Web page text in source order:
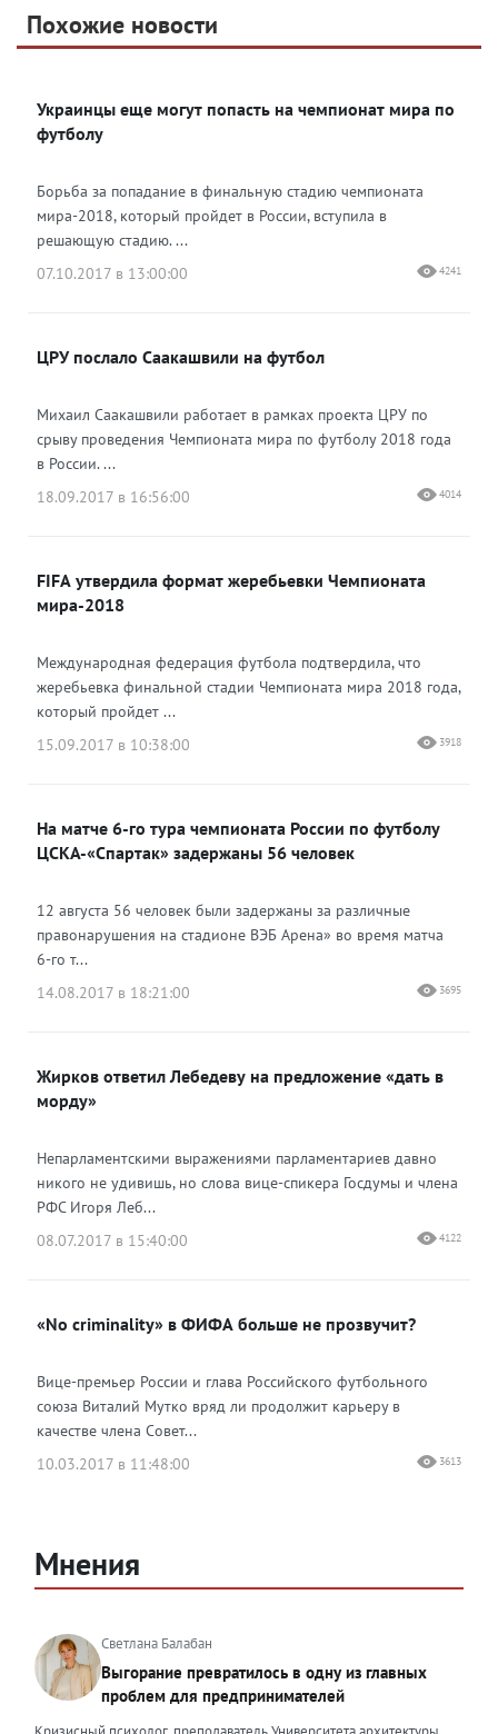
Telegram
Одноклассники
Яндекс Дзен
Похожие новости
Украинцы еще могут попасть на чемпионат мира по
футболу
Борьба за попадание в финальную стадию чемпионата
мира-2018, который пройдет в России, вступила в
решающую стадию. ...
07.10.2017 в 13:00:00
4241
ЦРУ послало Саакашвили на футбол
Михаил Саакашвили работает в рамках проекта ЦРУ по
срыву проведения Чемпионата мира по футболу 2018 года
в России. ...
18.09.2017 в 16:56:00
4014
FIFA утвердила формат жеребьевки Чемпионата
мира-2018
Международная федерация футбола подтвердила, что
жеребьевка финальной стадии Чемпионата мира 2018 года,
который пройдет ...
15.09.2017 в 10:38:00
3918
На матче 6-го тура чемпионата России по футболу
ЦСКА-«Спартак» задержаны 56 человек
12 августа 56 человек были задержаны за различные
правонарушения на стадионе ВЭБ Арена» во время матча
6-го т...
14.08.2017 в 18:21:00
3695
Жирков ответил Лебедеву на предложение «дать в
морду»
Непарламентскими выражениями парламентариев давно
никого не удивишь, но слова вице-спикера Госдумы и члена
РФС Игоря Леб...
08.07.2017 в 15:40:00
4122
«No criminality» в ФИФА больше не прозвучит?
Вице-премьер России и глава Российского футбольного
союза Виталий Мутко вряд ли продолжит карьеру в
качестве члена Совет...
10.03.2017 в 11:48:00
3613
Мнения
Светлана Балабан
Выгорание превратилось в одну из главных
проблем для предпринимателей